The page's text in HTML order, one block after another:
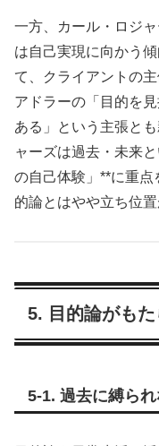
一方、カール・ロジ
は自己実現に向かう
て、クライアントの
アドラーの「目的を
ある」という主張と
ャーズは過去・未来
の自己体験」**に重点
的論とはやや立ち位
5. 目的論がも
5-1. 過去に縛ら